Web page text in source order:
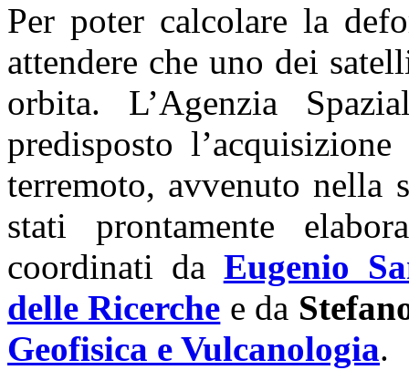
Per poter calcolare la
attendere che uno dei
orbita. L’Agenzia
predisposto
terremoto, avvenuto nella
stati prontamente
coordinati da Eugenio
delle Ricerche e da
Geofisica e Vulcanologia.